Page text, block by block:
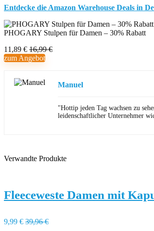
Entdecke die Amazon Warehouse Deals in
PHOGARY Stulpen für Damen – 30% Rabatt
11,89 € 16,99 €
zum Angebot
Manuel
"Hottip jeden Tag wachsen zu
leidenschaftlicher Unternehmer
Verwandte Produkte
Fleeceweste Damen mit
9,99 € 39,96 €